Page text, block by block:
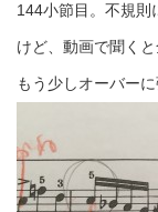
144小節目。不規則
けど、動画で聞くと
もう少しオーバー